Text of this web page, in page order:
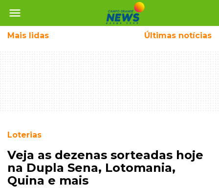
menu
Mais lidas Últimas notícias
Loterias
Veja as dezenas sorteadas hoje
na Dupla Sena, Lotomania,
Quina e mais